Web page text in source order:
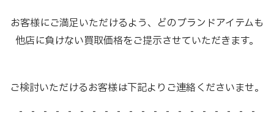
お客様にご満足いただけるよう、どのブランドアイテムも
他店に負けない買取価格をご提示させていただきます。
ご検討いただけるお客様は下記よりご連絡くださいませ。
- - - - - - - - - - - - - - - - - - - -